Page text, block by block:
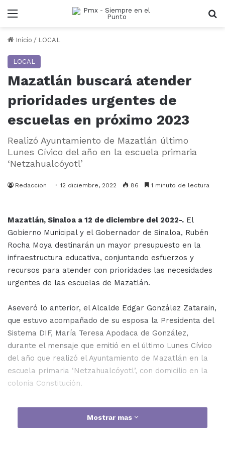
Menu
Inicio / LOCAL
LOCAL
Mazatlán buscará atender
prioridades urgentes de
escuelas en próximo 2023
Realizó Ayuntamiento de Mazatlán último
Lunes Cívico del año en la escuela primaria
‘Netzahualcóyotl’
Redaccion 12 diciembre, 2022 86 1 minuto de lectura
Mazatlán, Sinaloa a 12 de diciembre del 2022-. El
Gobierno Municipal y el Gobernador de Sinaloa, Rubén
Rocha Moya destinarán un mayor presupuesto en la
infraestructura educativa, conjuntando esfuerzos y
recursos para atender con prioridades las necesidades
urgentes de las escuelas de Mazatlán.
Aseveró lo anterior, el Alcalde Edgar González Zatarain,
que estuvo acompañado de su esposa la Presidenta del
Sistema DIF, María Teresa Apodaca de González,
durante el mensaje que emitió en el último Lunes Cívico
del año que realizó el Ayuntamiento de Mazatlán en la
escuela primaria ‘Netzahualcóyotl’, con domicilio en la
colonia Constitución.
Mostrar mas